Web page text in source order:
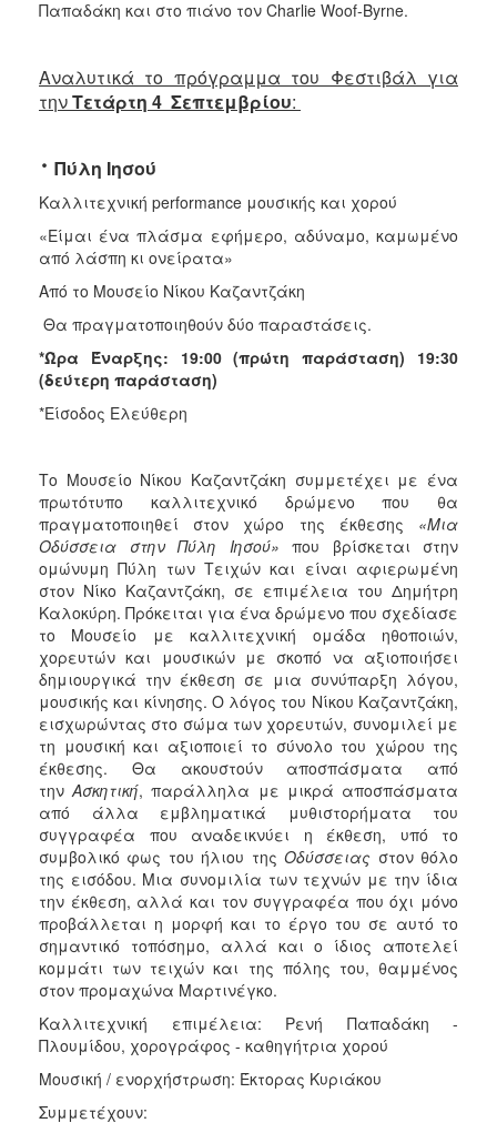
Παπαδάκη και στο πιάνο τον Charlie Woof-Byrne.
Αναλυτικά το πρόγραμμα του Φεστιβάλ για
τηνΤετάρτη 4 Σεπτεμβρίου:
· Πύλη Ιησού
Καλλιτεχνική performance μουσικής και χορού
«Είμαι ένα πλάσμα εφήμερο, αδύναμο, καμωμένο
από λάσπη κι ονείρατα»
Από το Μουσείο Νίκου Καζαντζάκη
Θα πραγματοποιηθούν δύο παραστάσεις.
*Ώρα Έναρξης: 19:00 (πρώτη παράσταση) 19:30
(δεύτερη παράσταση)
*Είσοδος Ελεύθερη
Το Μουσείο Νίκου Καζαντζάκη συμμετέχει με ένα
πρωτότυπο καλλιτεχνικό δρώμενο που θα
πραγματοποιηθεί στον χώρο της έκθεσης «Μια
Οδύσσεια στην Πύλη Ιησού» που βρίσκεται στην
ομώνυμη Πύλη των Τειχών και είναι αφιερωμένη
στον Νίκο Καζαντζάκη, σε επιμέλεια του Δημήτρη
Καλοκύρη. Πρόκειται για ένα δρώμενο που σχεδίασε
το Μουσείο με καλλιτεχνική ομάδα ηθοποιών,
χορευτών και μουσικών με σκοπό να αξιοποιήσει
δημιουργικά την έκθεση σε μια συνύπαρξη λόγου,
μουσικής και κίνησης. Ο λόγος του Νίκου Καζαντζάκη,
εισχωρώντας στο σώμα των χορευτών, συνομιλεί με
τη μουσική και αξιοποιεί το σύνολο του χώρου της
έκθεσης. Θα ακουστούν αποσπάσματα από
τηνΑσκητική, παράλληλα με μικρά αποσπάσματα
από άλλα εμβληματικά μυθιστορήματα του
συγγραφέα που αναδεικνύει η έκθεση, υπό το
συμβολικό φως του ήλιου τηςΟδύσσειας στον θόλο
της εισόδου. Μια συνομιλία των τεχνών με την ίδια
την έκθεση, αλλά και τον συγγραφέα που όχι μόνο
προβάλλεται η μορφή και το έργο του σε αυτό το
σημαντικό τοπόσημο, αλλά και ο ίδιος αποτελεί
κομμάτι των τειχών και της πόλης του, θαμμένος
στον προμαχώνα Μαρτινέγκο.
Καλλιτεχνική επιμέλεια: Ρενή Παπαδάκη -
Πλουμίδου, χορογράφος - καθηγήτρια χορού
Μουσική / ενορχήστρωση: Έκτορας Κυριάκου
Συμμετέχουν: